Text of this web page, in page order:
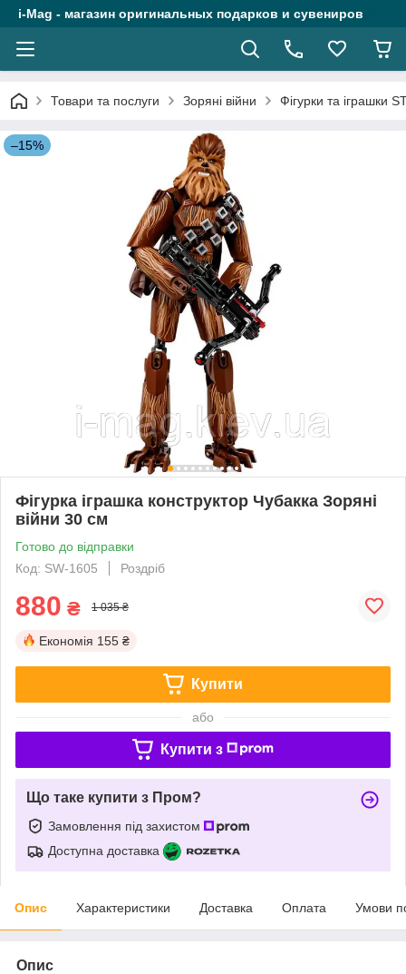
i-Mag - магазин оригинальных подарков и сувениров
Товари та послуги Зоряні війни Фігурки та іграшки
–15%
Фігурка іграшка конструктор Чубакка Зоряні
війни 30 см
Готово до відправки
Код: SW-1605
Роздріб
880 ₴ 1 035 ₴
Економія 155 ₴
Купити
або
Купити з
Що таке купити з Пром?
Замовлення під захистом
Доступна доставка
Опис Характеристики Доставка Оплата Умови
Опис